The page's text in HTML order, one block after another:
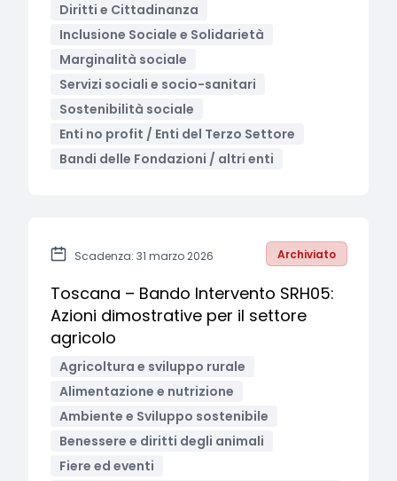
Diritti e Cittadinanza
Inclusione Sociale e Solidarietà
Marginalità sociale
Servizi sociali e socio-sanitari
Sostenibilità sociale
Enti no profit / Enti del Terzo Settore
Bandi delle Fondazioni / altri enti
Scadenza: 31 marzo 2026 Archiviato
Toscana – Bando Intervento SRH05:
Azioni dimostrative per il settore
agricolo
Agricoltura e sviluppo rurale
Alimentazione e nutrizione
Ambiente e Sviluppo sostenibile
Benessere e diritti degli animali
Fiere ed eventi